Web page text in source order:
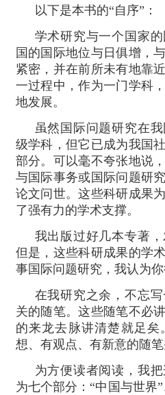
以下是本书的“自序”：
学术研究与一个国家
国的国际地位与日俱增，
紧密，并在前所未有地靠
一过程中，作为一门学科
地发展。
虽然国际问题研究在
级学科，但它已成为我国
部分。可以毫不夸张地说
与国际事务或国际问题研
论文问世。这些科研成果
了强有力的学术支撑。
我出版过好几本专著，
但是，这些科研成果的学
事国际问题研究，我认为你
在我研究之余，不忘
关的随笔。这些随笔不必
的来龙去脉讲清楚就足
想、有观点、有新意的随笔
为方便读者阅读，我
为七个部分：“中国与世界